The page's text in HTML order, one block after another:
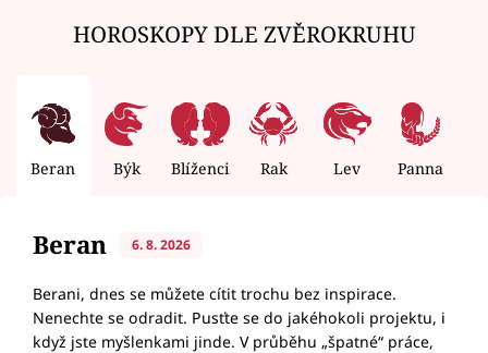
HOROSKOPY DLE ZVĚROKRUHU
Beran Býk Blíženci Rak Lev Panna
Beran 6. 8. 2026
Berani, dnes se můžete cítit trochu bez inspirace.
Nenechte se odradit. Pusťte se do jakéhokoli projektu, i
když jste myšlenkami jinde. V průběhu „špatné“ práce,